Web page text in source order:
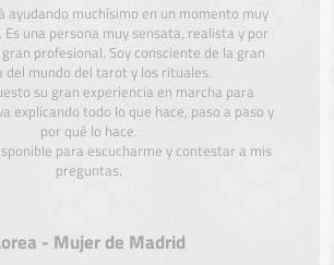
ayudando muchísimo en un momento muy
Es una persona muy sensata, realista y por
profesional. Soy consciente de la gran
del mundo del tarot y los rituales.
su gran experiencia en marcha para
explicando todo lo que hace, paso a paso y
por qué lo hace.
para escucharme y contestar a mis
preguntas.
- Mujer de Madrid